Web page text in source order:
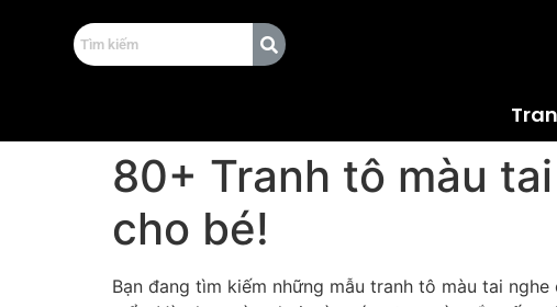
80+ Tranh tô màu
cho bé!
Bạn đang tìm kiếm những mẫu tranh tô màu tai